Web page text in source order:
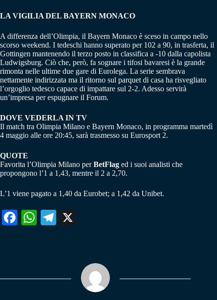
LA VIGILIA DEL BAYERN MONACO
A differenza dell’Olimpia, il Bayern Monaco è sceso in campo nello
scorso weekend. I tedeschi hanno superato per 102 a 90, in trasferta, il
Gottingen mantenendo il terzo posto in classifica a -10 dalla capolista
Ludwigsburg. Ciò che, però, fa sognare i tifosi bavaresi è la grande
rimonta nelle ultime due gare di Eurolega. La serie sembrava
nettamente indirizzata ma il ritorno sul parquet di casa ha risvegliato
l’orgoglio tedesco capace di impattare sul 2-2. Adesso servirà
un’impresa per espugnare il Forum.
DOVE VEDERLA IN TV
Il match tra Olimpia Milano e Bayern Monaco, in programma martedì
4 maggio alle ore 20:45, sarà trasmesso su Eurosport 2.
QUOTE
Favorita l’Olimpia Milano perBetFlag ed i suoi analisti che
propongono l’1 a 1,43, mentre il 2 a 2,70.
L’1 viene pagato a 1,40 da Eurobet; a 1,42 da Unibet.
Fa W
pp
Te
m